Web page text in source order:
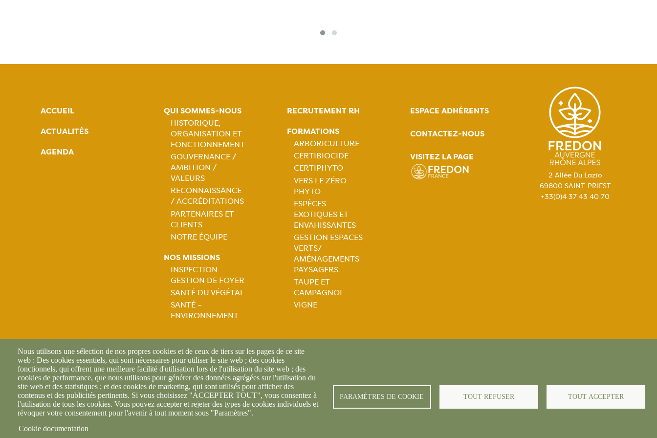
ACCUEIL
ACTUALITÉS
AGENDA
QUI SOMMES-NOUS
Navigation
principale
HISTORIQUE,
ORGANISATION ET
FONCTIONNEMENT
GOUVERNANCE /
AMBITION /
VALEURS
RECONNAISSANCE
/ ACCRÉDITATIONS
PARTENAIRES ET
CLIENTS
NOTRE ÉQUIPE
NOS MISSIONS
Navigation
principale
INSPECTION
GESTION DE FOYER
SANTÉ DU VÉGÉTAL
SANTÉ –
ENVIRONNEMENT
RECRUTEMENT RH
FORMATIONS
Navigation
principale
ARBORICULTURE
CERTIBIOCIDE
CERTIPHYTO
VERS LE ZÉRO
PHYTO
ESPÈCES
EXOTIQUES ET
ENVAHISSANTES
GESTION ESPACES
VERTS/
AMÉNAGEMENTS
PAYSAGERS
TAUPE ET
CAMPAGNOL
VIGNE
ESPACE ADHÉRENTS
CONTACTEZ-NOUS
VISITEZ LA PAGE
2 Allée Du Lazio
69800 SAINT-PRIEST
+33(0)4 37 43 40 70
footer6content
© FREDON 2019 -
Nous utilisons une sélection de nos propres cookies et de ceux de tiers sur les pages de ce site
web : Des cookies essentiels, qui sont nécessaires pour utiliser le site web ; des cookies
fonctionnels, qui offrent une meilleure facilité d'utilisation lors de l'utilisation du site web ; des
cookies de performance, que nous utilisons pour générer des données agrégées sur l'utilisation du
site web et des statistiques ; et des cookies de marketing, qui sont utilisés pour afficher des
contenus et des publicités pertinents. Si vous choisissez "ACCEPTER TOUT", vous consentez à
l'utilisation de tous les cookies. Vous pouvez accepter et rejeter des types de cookies individuels et
révoquer votre consentement pour l'avenir à tout moment sous "Paramètres".
Cookie documentation
PARAMÈTRES DE COOKIE TOUT REFUSER TOUT ACCEPTER